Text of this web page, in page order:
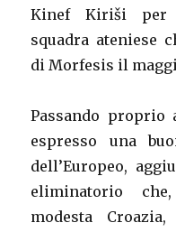
Kinef Kiriši per
squadra ateniese
di Morfesis il
Passando proprio
espresso una
dell’Europeo,
eliminatorio
modesta